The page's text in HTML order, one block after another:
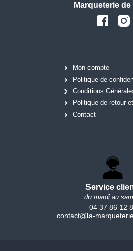
Marqueterie
Mon compte
Politique de
Conditions
Politique de retour
Contact
Service
du mardi au
04 37 86 12
contact@la-